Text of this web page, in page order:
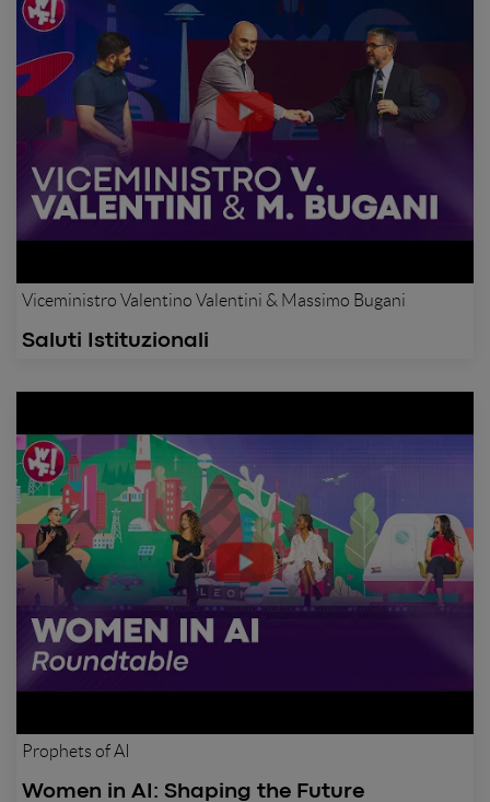
Viceministro Valentino Valentini & Massimo Bugani
Saluti Istituzionali
Prophets of AI
Women in AI: Shaping the Future